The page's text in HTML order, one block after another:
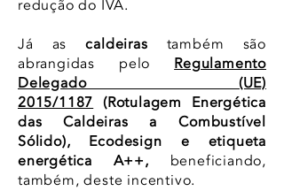
redução do IVA.
Já as caldeiras também são
abrangidas pelo
Regulamento
Delegado (UE)
2015/1187 (Rotulagem Energética
das Caldeiras a Combustível
Sólido), Ecodesign e etiqueta
energética A++, beneficiando,
também, deste incentivo.